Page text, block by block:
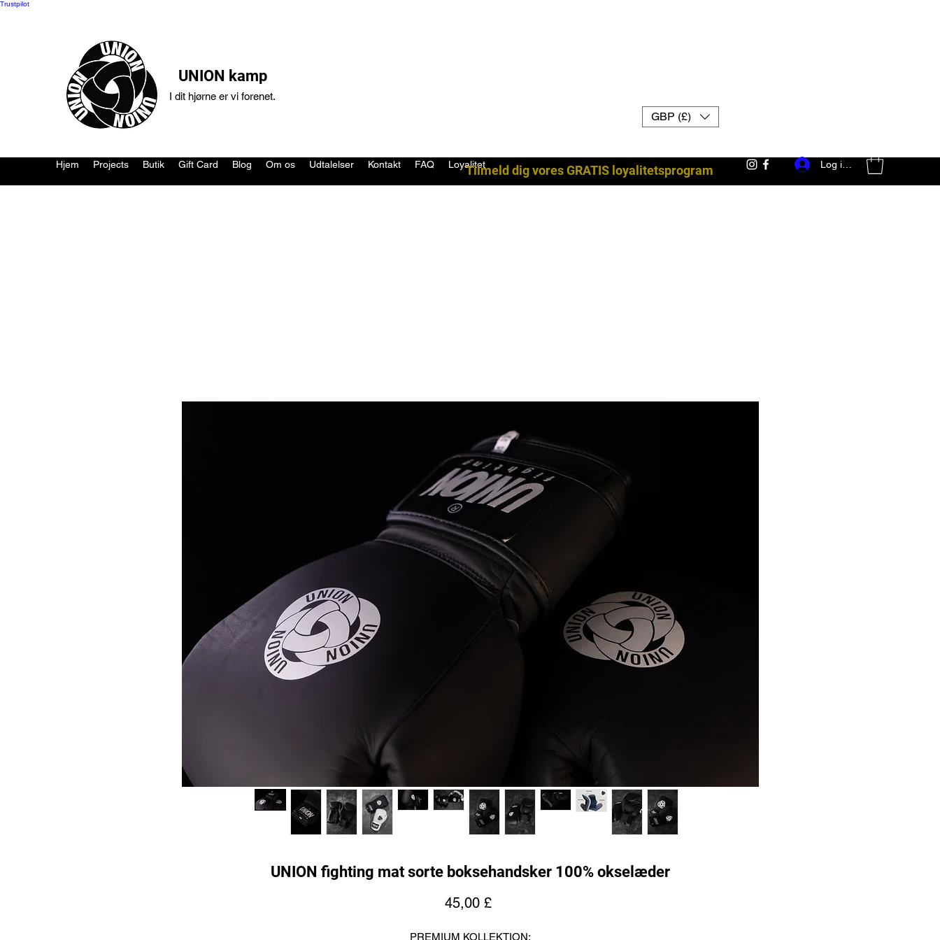
Trustpilot
UNION kamp
I dit hjørne er vi forenet.
GBP (£)
Hjem Projects Butik Gift Card Blog Om os Udtalelser Kontakt FAQ Loyalitet Log ind
Tilmeld dig vores GRATIS loyalitetsprogram
UNION fighting mat sorte boksehandsker 100% okselæder
45,00 £Pris
PREMIUM KOLLEKTION: